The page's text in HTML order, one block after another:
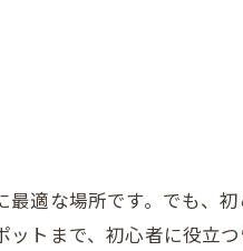
適な場所です。でも、
トまで、初心者に役立